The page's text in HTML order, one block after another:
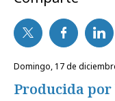
domingo, 17 de
Producida